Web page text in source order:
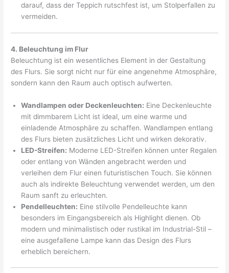
darauf, dass der Teppich rutschfest ist, um Stolperfallen zu
vermeiden.
4. Beleuchtung im Flur
Beleuchtung ist ein wesentliches Element in der Gestaltung
des Flurs. Sie sorgt nicht nur für eine angenehme Atmosphäre,
sondern kann den Raum auch optisch aufwerten.
Wandlampen oder Deckenleuchten: Eine Deckenleuchte
mit dimmbarem Licht ist ideal, um eine warme und
einladende Atmosphäre zu schaffen. Wandlampen entlang
des Flurs bieten zusätzliches Licht und wirken dekorativ.
LED-Streifen: Moderne LED-Streifen können unter Regalen
oder entlang von Wänden angebracht werden und
verleihen dem Flur einen futuristischen Touch. Sie können
auch als indirekte Beleuchtung verwendet werden, um den
Raum sanft zu erleuchten.
Pendelleuchten: Eine stilvolle Pendelleuchte kann
besonders im Eingangsbereich als Highlight dienen. Ob
modern und minimalistisch oder rustikal im Industrial-Stil –
eine ausgefallene Lampe kann das Design des Flurs
erheblich bereichern.